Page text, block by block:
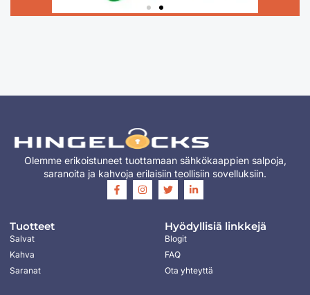
Olemme erikoistuneet tuottamaan sähkökaappien salpoja,
saranoita ja kahvoja erilaisiin teollisiin sovelluksiin.
Tuotteet
Salvat
Kahva
Saranat
Hyödyllisiä linkkejä
Blogit
FAQ
Ota yhteyttä